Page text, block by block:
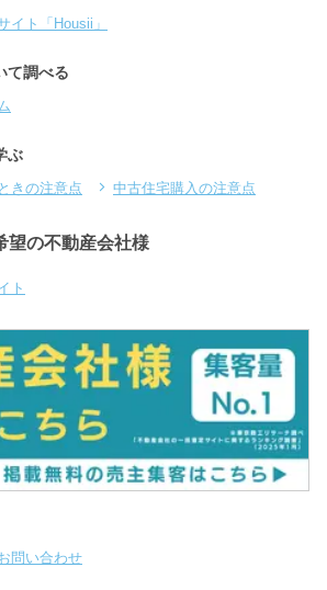
イト「Housii」
て調べる
ぶ
きの注意点 中古住宅購入の注意点
望の不動産会社様
ト
問い合わせ